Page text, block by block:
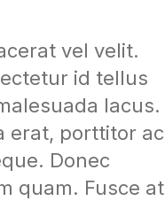
vel velit.
id tellus
lacus.
erat, porttitor ac
Donec
quam. Fusce at